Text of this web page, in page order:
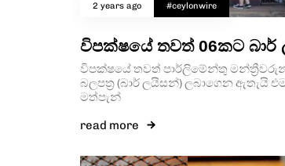
2 years ago #ceylonwire
විපක්ෂයේ තවත් 06කට බාර්
විපක්ෂයේ තවත් පාර්ලිමේන්තු
බලපත්‍ර (බාර් ලයිසන්) ලබාගෙන ඇතැයි
මත්පැන්
read more